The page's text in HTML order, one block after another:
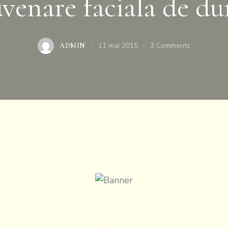
faciala de
ADMIN 11 mai 2015 3 Comments